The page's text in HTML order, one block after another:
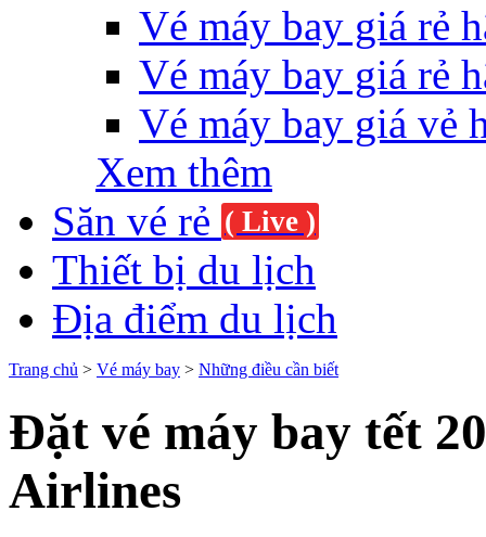
Vé máy bay giá rẻ
Vé máy bay giá rẻ
Vé máy bay giá vẻ
Xem thêm
Săn vé rẻ ( Live )
Thiết bị du lịch
Địa điểm du lịch
Trang chủ > Vé máy bay > Những điều cần biết
Đặt vé máy bay tết
Airlines